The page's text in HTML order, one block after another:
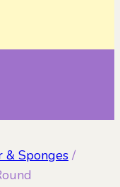
& Sponges /